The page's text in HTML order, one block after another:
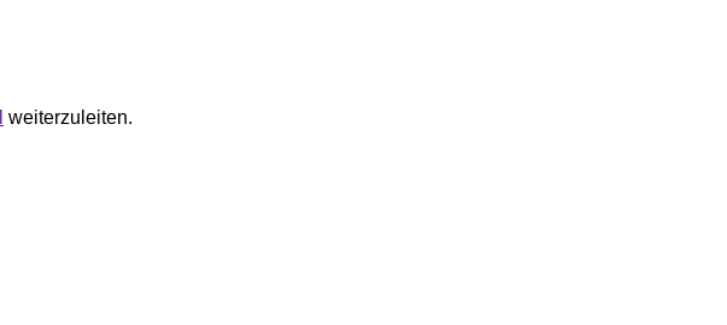
weiterzuleiten.